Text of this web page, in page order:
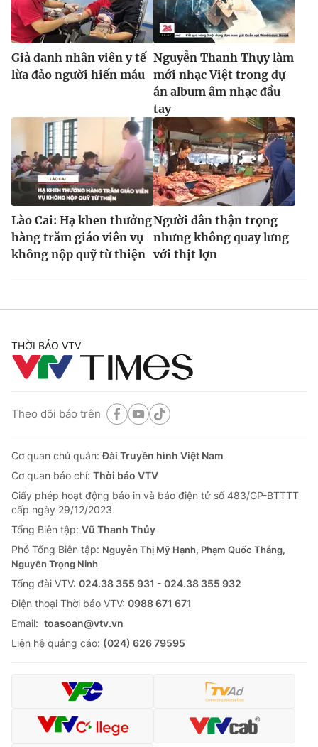
Giả danh nhân viên y tế
lừa đảo người hiến máu
Nguyễn Thanh Thụy làm
mới nhạc Việt trong dự
án album âm nhạc đầu
tay
Lào Cai: Hạ khen thưởng
hàng trăm giáo viên vụ
không nộp quỹ từ thiện
Người dân thận trọng
nhưng không quay lưng
với thịt lợn
THỜI BÁO VTV
Theo dõi báo trên
Cơ quan chủ quản:Đài Truyền hình Việt Nam
Cơ quan báo chí: Thời báo VTV
Giấy phép hoạt động báo in và báo điện tử số 483/GP-BTTTT
cấp ngày 29/12/2023
Tổng Biên tập: Vũ Thanh Thủy
Phó Tổng Biên tập: Nguyễn Thị Mỹ Hạnh, Phạm Quốc Thắng,
Nguyễn Trọng Ninh
Tổng đài VTV: 024.38 355 931 - 024.38 355 932
Ðiện thoại Thời báo VTV: 0988 671 671
Email: toasoan@vtv.vn
Liên hệ quảng cáo: (024) 626 79595